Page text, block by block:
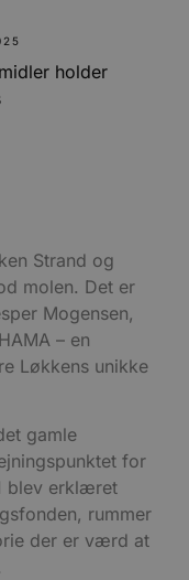
holder
Strand og
molen. Det er
Mogensen,
– en
Løkkens unikke
gamle
for
blev erklæret
rummer
der er værd at